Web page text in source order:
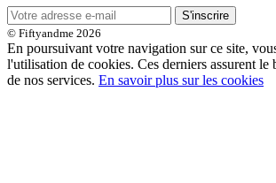
S'inscrire
© Fiftyandme 2026
En poursuivant votre navigation sur ce site,
l'utilisation de cookies. Ces derniers assurent le
de nos services. En savoir plus sur les cookies